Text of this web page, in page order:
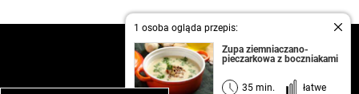
1 osoba ogląda przepis:
Zupa ziemniaczano-
pieczarkowa z boczniakami
35 min. łatwe
kontakt
regulamin
informacja o prywatności